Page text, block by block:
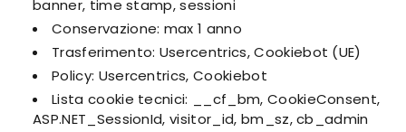
banner, time stamp, sessioni
Conservazione: max 1 anno
Trasferimento: Usercentrics, Cookiebot (UE)
Policy: Usercentrics, Cookiebot
Lista cookie tecnici: __cf_bm, CookieConsent,
ASP.NET_SessionId, visitor_id, bm_sz, cb_admin